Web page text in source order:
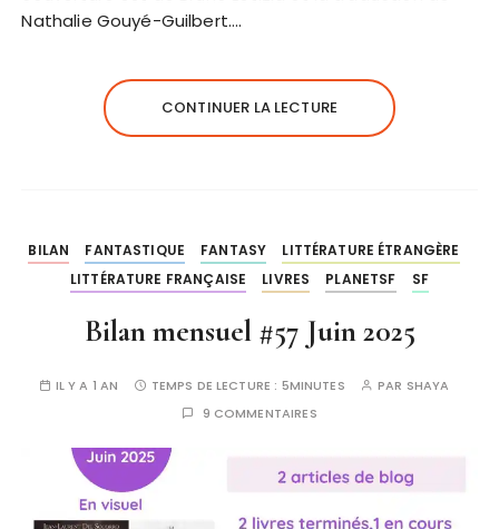
Nathalie Gouyé-Guilbert….
CONTINUER LA LECTURE
BILAN FANTASTIQUE FANTASY
LITTÉRATURE ÉTRANGÈRE
LITTÉRATURE FRANÇAISE
LIVRES PLANETSF SF
Bilan mensuel #57 Juin 2025
IL Y A 1 AN TEMPS DE LECTURE : 5MINUTES PAR SHAYA
9 COMMENTAIRES